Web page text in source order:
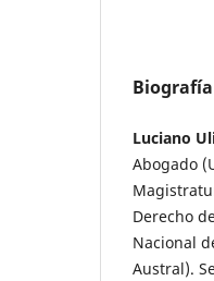
Luciano
Abogado
Derecho
Nacional
Austral).